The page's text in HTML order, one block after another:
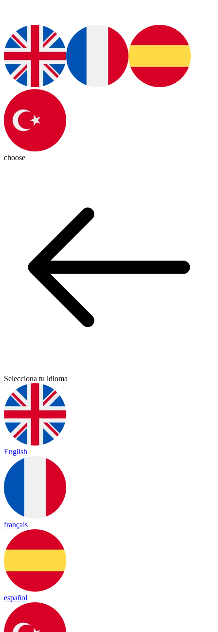
choose
Selecciona tu idioma
English
français
español